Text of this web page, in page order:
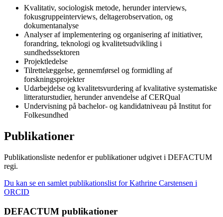
Kvalitativ, sociologisk metode, herunder interviews,
fokusgruppeinterviews, deltagerobservation, og
dokumentanalyse
Analyser af implementering og organisering af initiativer,
forandring, teknologi og kvalitetsudvikling i
sundhedssektoren
Projektledelse
Tilrettelæggelse, gennemførsel og formidling af
forskningsprojekter
Udarbejdelse og kvalitetsvurdering af kvalitative systematiske
litteraturstudier, herunder anvendelse af CERQual
Undervisning på bachelor- og kandidatniveau på Institut for
Folkesundhed
Publikationer
Publikationsliste nedenfor er publikationer udgivet i DEFACTUM
regi.
Du kan se en samlet publikationslist for Kathrine Carstensen i
ORCID
DEFACTUM publikationer